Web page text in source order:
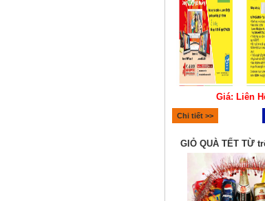
Giá: Liên
Chi tiết >>
GIỎ QUÀ TẾT TỪ